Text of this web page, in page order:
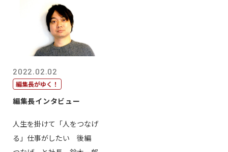
2022.02.02
編集長がゆく！
編集長インタビュー
人生を掛けて「人をつなげ
る」仕事がしたい 後編